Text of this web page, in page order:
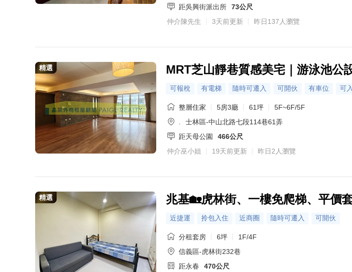
距吳興街派出所
73公尺
仲介陳先生
3天前更新 昨日137人瀏覽
精選 MRT芝山靜巷質感美宅｜游泳池公
可報稅 有電梯 隨時可遷入 可開伙 有車位 可
整層住家 5房3廳 61坪
5F~6F/5F
士林區-中山北路七段114巷61弄
距天母公園
466公尺
仲介巫小姐
19天前更新 昨日2人瀏覽
精選 兆基🏡虎林街、一樓免爬梯、平價
近捷運 拎包入住 近商圈 隨時可遷入 可開伙
分租套房 6坪
1F/4F
信義區-虎林街232巷
距永春
470公尺